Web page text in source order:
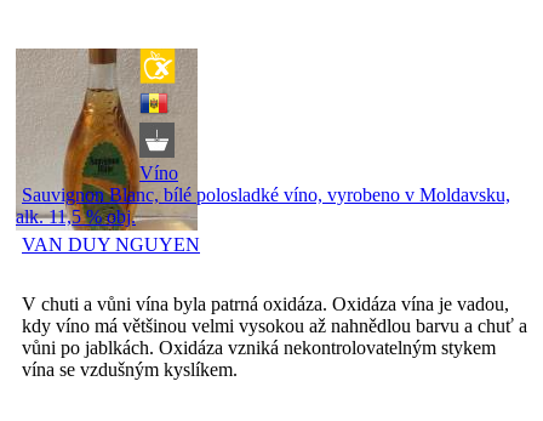
Víno
Sauvignon Blanc, bílé polosladké víno, vyrobeno v Moldavsku,
alk. 11,5 % obj.
VAN DUY NGUYEN
V chuti a vůni vína byla patrná oxidáza. Oxidáza vína je vadou,
kdy víno má většinou velmi vysokou až nahnědlou barvu a chuť a
vůni po jablkách. Oxidáza vzniká nekontrolovatelným stykem
vína se vzdušným kyslíkem.